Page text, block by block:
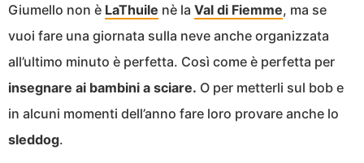
Giumello non è LaThuile nè la Val di Fiemme, ma se
vuoi fare una giornata sulla neve anche organizzata
all’ultimo minuto è perfetta. Così come è perfetta per
insegnare ai bambini a sciare. O per metterli sul bob e
in alcuni momenti dell’anno fare loro provare anche lo
sleddog.